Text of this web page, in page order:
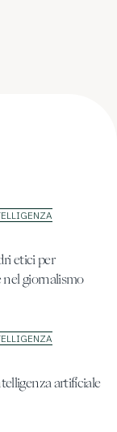
etici per
nel giornalismo
artificiale